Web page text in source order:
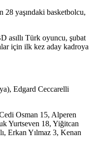
28 yaşındaki basketbolcu,
asıllı Türk oyuncu, şubat
için ilk kez aday kadroya
Edgard Ceccarelli
Osman 15, Alperen
Yurtseven 18, Yiğitcan
Erkan Yılmaz 3, Kenan